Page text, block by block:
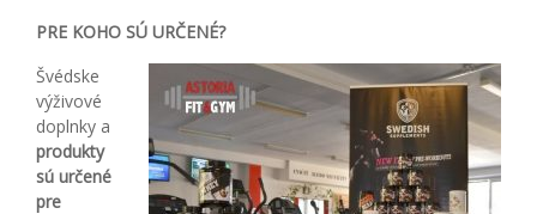
PRE KOHO SÚ URČENÉ?
Švédske
výživové
doplnky a
produkty
sú určené
pre